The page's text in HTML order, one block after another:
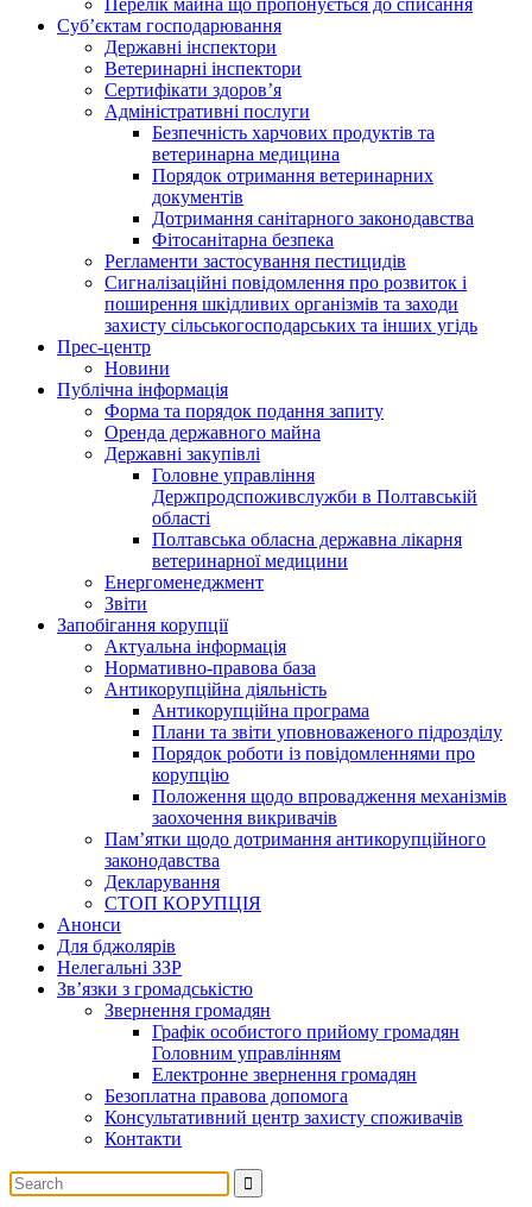
Перелік майна що пропонується до списання
Суб’єктам господарювання
Державні інспектори
Ветеринарні інспектори
Сертифікати здоров’я
Адміністративні послуги
Безпечність харчових продуктів та
ветеринарна медицина
Порядок отримання ветеринарних
документів
Дотримання санітарного законодавства
Фітосанітарна безпека
Регламенти застосування пестицидів
Сигналізаційні повідомлення про розвиток і
поширення шкідливих організмів та заходи
захисту сільськогосподарських та інших угідь
Прес-центр
Новини
Публічна інформація
Форма та порядок подання запиту
Оренда державного майна
Державні закупівлі
Головне управління
Держпродспоживслужби в Полтавській
області
Полтавська обласна державна лікарня
ветеринарної медицини
Енергоменеджмент
Звіти
Запобігання корупції
Актуальна інформація
Нормативно-правова база
Антикорупційна діяльність
Антикорупційна програма
Плани та звіти уповноваженого підрозділу
Порядок роботи із повідомленнями про
корупцію
Положення щодо впровадження механізмів
заохочення викривачів
Пам’ятки щодо дотримання антикорупційного
законодавства
Декларування
СТОП КОРУПЦІЯ
Анонси
Для бджолярів
Нелегальні ЗЗР
Зв’язки з громадськістю
Звернення громадян
Графік особистого прийому громадян
Головним управлінням
Електронне звернення громадян
Безоплатна правова допомога
Консультативний центр захисту споживачів
Контакти